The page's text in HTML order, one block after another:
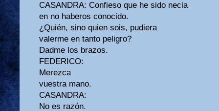
CASANDRA: Confieso que he sido necia
en no haberos conocido.
¿Quién, sino quien sois, pudiera
valerme en tanto peligro?
Dadme los brazos.
FEDERICO:
Merezca
vuestra mano.
CASANDRA:
No es razón.